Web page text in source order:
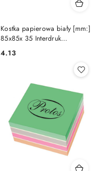
Kostka papierowa biały [mm:]
85x85x 35 Interdruk
(KOSPAPNK)
Cena:
4.13